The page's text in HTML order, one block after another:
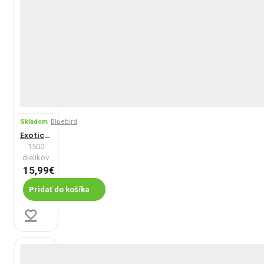
Skladom Bluebird
Exotická dovolenka
1500
dielikov
15,99€
Pridať do košíka